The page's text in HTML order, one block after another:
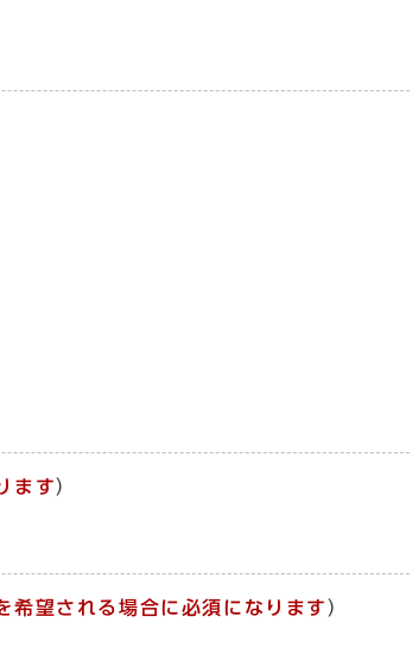
ます）
希望される場合に必須になります ）